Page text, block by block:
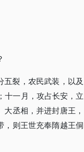
裂，农民武装，以及
十一月，攻占长安，立
丞相，并进封唐王，
，则王世充奉隋越王侗